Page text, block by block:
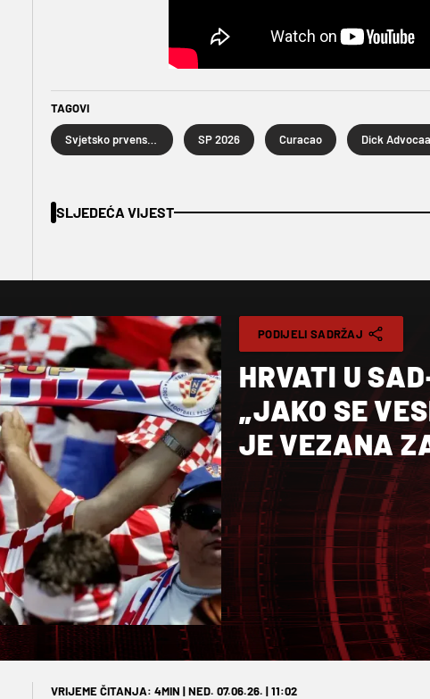
TAGOVI
Svjetsko prvenstvo u nogometu 2026. SP 2026 Curacao Dick
SLJEDEĆA VIJEST
PODIJELI SADRŽAJ
HRVATI U
„JAKO SE
JE VEZANA
VRIJEME ČITANJA: 4MIN | NED. 07.06.26. | 11:02